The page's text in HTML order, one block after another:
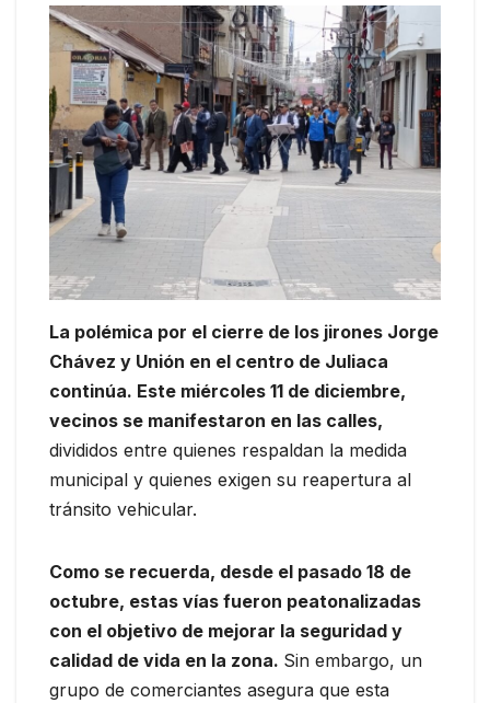
La polémica por el cierre de los jirones Jorge
Chávez y Unión en el centro de Juliaca
continúa. Este miércoles 11 de diciembre,
vecinos se manifestaron en las calles,
divididos entre quienes respaldan la medida
municipal y quienes exigen su reapertura al
tránsito vehicular.
Como se recuerda, desde el pasado 18 de
octubre, estas vías fueron peatonalizadas
con el objetivo de mejorar la seguridad y
calidad de vida en la zona. Sin embargo, un
grupo de comerciantes asegura que esta